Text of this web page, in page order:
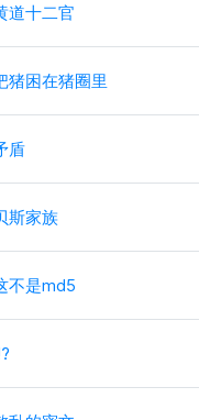
道十二官
猪困在猪圈里
盾
斯家族
不是md5